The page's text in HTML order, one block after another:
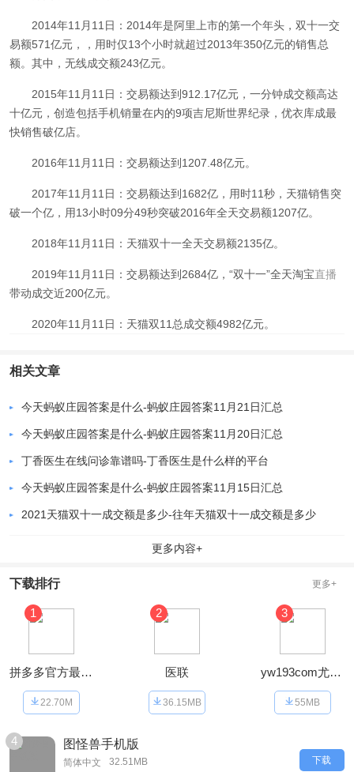
2014年11月11日：2014年是阿里上市的第一个年头，双十一交
易额571亿元，，用时仅13个小时就超过2013年350亿元的销售总
额。其中，无线成交额243亿元。
2015年11月11日：交易额达到912.17亿元，一分钟成交额高达
十亿元，创造包括手机销量在内的9项吉尼斯世界纪录，优衣库成最
快销售破亿店。
2016年11月11日：交易额达到1207.48亿元。
2017年11月11日：交易额达到1682亿，用时11秒，天猫销售突
破一个亿，用13小时09分49秒突破2016年全天交易额1207亿。
2018年11月11日：天猫双十一全天交易额2135亿。
2019年11月11日：交易额达到2684亿，“双十一”全天淘宝直播
带动成交近200亿元。
2020年11月11日：天猫双11总成交额4982亿元。
相关文章
今天蚂蚁庄园答案是什么-蚂蚁庄园答案11月21日汇总
今天蚂蚁庄园答案是什么-蚂蚁庄园答案11月20日汇总
丁香医生在线问诊靠谱吗-丁香医生是什么样的平台
今天蚂蚁庄园答案是什么-蚂蚁庄园答案11月15日汇总
2021天猫双十一成交额是多少-往年天猫双十一成交额是多少
更多内容+
下载排行 更多+
1
拼多多官方最新版
22.70M
2
医联
36.15MB
3
yw193com尤物在线品善
55MB
4
下载
图怪兽手机版
简体中文 32.51MB